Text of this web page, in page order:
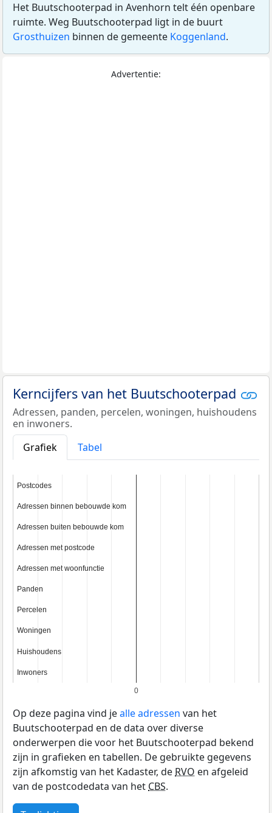
Het Buutschooterpad in Avenhorn telt één openbare
ruimte. Weg Buutschooterpad ligt in de buurt
Grosthuizen binnen de gemeente Koggenland.
Advertentie:
Kerncijfers van het Buutschooterpad
Adressen, panden, percelen, woningen, huishoudens
en inwoners.
Grafiek
Tabel
0
Postcodes
Postcodes
Adressen binnen bebouwde kom
Adressen binnen bebouwde kom
Adressen buiten bebouwde kom
Adressen buiten bebouwde kom
Adressen met postcode
Adressen met postcode
Adressen met woonfunctie
Adressen met woonfunctie
Panden
Panden
Percelen
Percelen
Woningen
Woningen
Huishoudens
Huishoudens
Inwoners
Inwoners
Op deze pagina vind jealle adressen van het
Buutschooterpad en de data over diverse
onderwerpen die voor het Buutschooterpad bekend
zijn in grafieken en tabellen. De gebruikte gegevens
zijn afkomstig van het Kadaster, deRVO en afgeleid
van de postcodedata van hetCBS.